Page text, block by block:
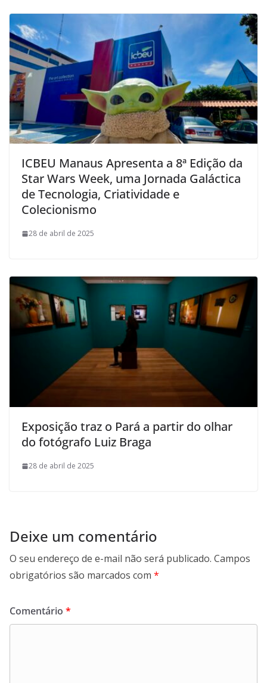
ICBEU Manaus Apresenta a 8ª Edição da
Star Wars Week, uma Jornada Galáctica
de Tecnologia, Criatividade e
Colecionismo
28 de abril de 2025
Exposição traz o Pará a partir do olhar
do fotógrafo Luiz Braga
28 de abril de 2025
Deixe um comentário
O seu endereço de e-mail não será publicado. Campos
obrigatórios são marcados com *
Comentário *